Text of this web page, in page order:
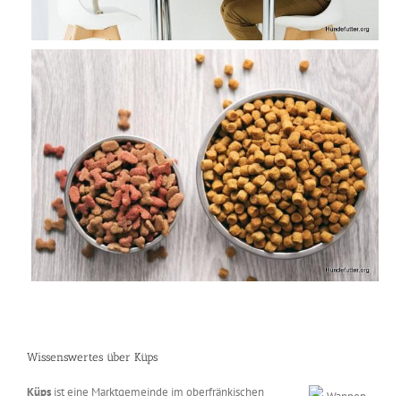
Wissenswertes über Küps
Küps ist eine Marktgemeinde im oberfränkischen